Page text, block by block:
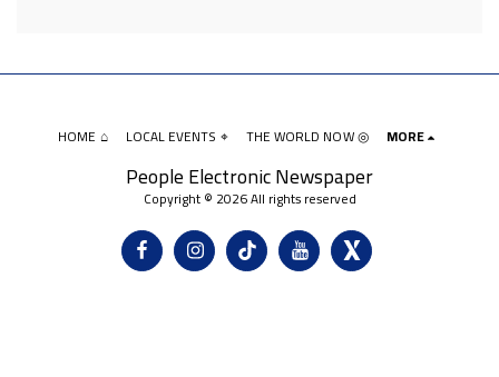
People Electronic Newspaper
Copyright © 2026 All rights reserved
HOME ⌂ LOCAL EVENTS ⌖ THE WORLD NOW ◎ MORE